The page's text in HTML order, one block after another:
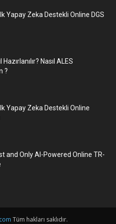
Yapay Zeka Destekli Online DGS
Hazırlanılır? Nasıl ALES
?
Yapay Zeka Destekli Online
and Only AI-Powered Online TR-
Tüm hakları saklıdır.